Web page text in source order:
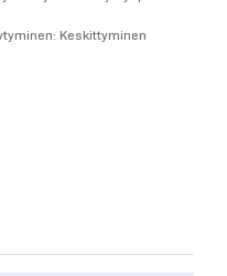
Keskittyminen